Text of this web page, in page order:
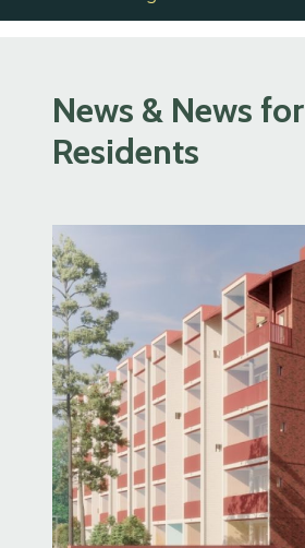
News & News for
Residents